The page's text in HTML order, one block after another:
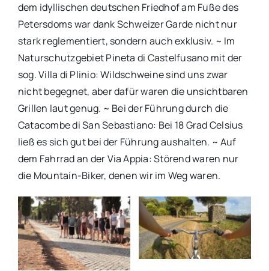
dem idyllischen deutschen Friedhof am Fuße des
Petersdoms war dank Schweizer Garde nicht nur
stark reglementiert, sondern auch exklusiv. ~ Im
Naturschutzgebiet Pineta di Castelfusano mit der
sog. Villa di Plinio: Wildschweine sind uns zwar
nicht begegnet, aber dafür waren die unsichtbaren
Grillen laut genug. ~ Bei der Führung durch die
Catacombe di San Sebastiano: Bei 18 Grad Celsius
ließ es sich gut bei der Führung aushalten. ~ Auf
dem Fahrrad an der Via Appia: Störend waren nur
die Mountain-Biker, denen wir im Weg waren.